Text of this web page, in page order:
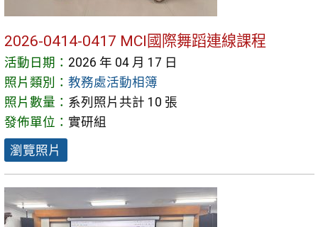
2026-0414-0417 MCI國際舞蹈連線課程
活動日期： 2026 年 04 月 17 日
照片類別： 教務處活動相簿
照片數量： 系列照片共計 10 張
發佈單位： 實研組
瀏覽照片